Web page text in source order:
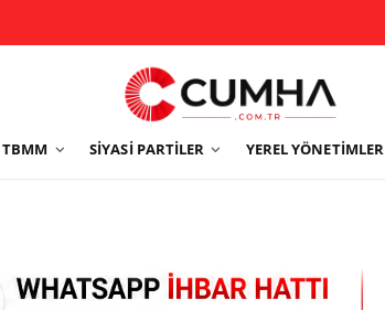
TBMM SIYASI PARTILER YEREL YÖNETIMLER